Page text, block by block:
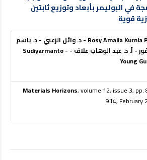
مدمجة في البوليمر بأبعاد وتوزيع ثابتين
قوية
Rosy Amalia Kurnia - د. وائل الزعبي - د. باسم
- أ. د. عبد الوهاب علاف - Sudiyarmanto-
Young
Materials Horizons, volume 12, issue 3, pp.
914, February